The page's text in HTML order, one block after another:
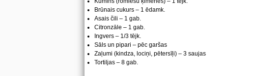
Brūnais cukurs – 1 ēdamk.
Asais čili – 1 gab.
Citronzāle – 1 gab.
Ingvers – 1/3 tējk.
Sāls un pipari – pēc garšas
Zaļumi (kindza, lociņi, pētersīļi) – 3 saujas
Tortiljas – 8 gab.